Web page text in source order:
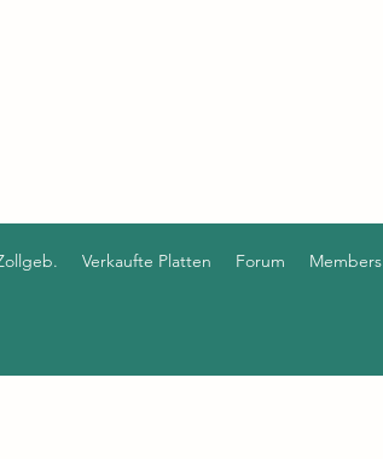
Verkaufte Platten Forum Members